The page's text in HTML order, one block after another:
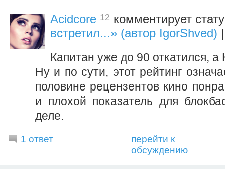
Acidcore 12 комментирует
встретил...» (автор IgorShved)
Капитан уже до 90 откатился, а
Ну и по сути, этот рейтинг
половине рецензентов кино
и плохой показатель для
деле.
1 ответ
перейти к
обсуждению